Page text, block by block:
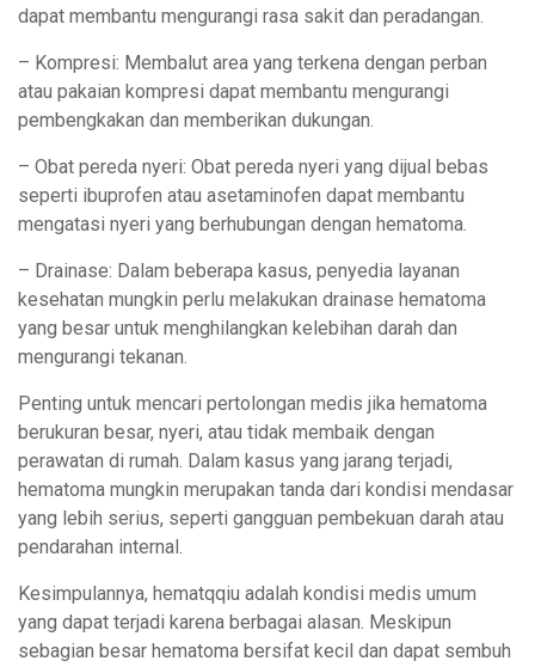
dapat membantu mengurangi rasa sakit dan peradangan.
– Kompresi: Membalut area yang terkena dengan perban
atau pakaian kompresi dapat membantu mengurangi
pembengkakan dan memberikan dukungan.
– Obat pereda nyeri: Obat pereda nyeri yang dijual bebas
seperti ibuprofen atau asetaminofen dapat membantu
mengatasi nyeri yang berhubungan dengan hematoma.
– Drainase: Dalam beberapa kasus, penyedia layanan
kesehatan mungkin perlu melakukan drainase hematoma
yang besar untuk menghilangkan kelebihan darah dan
mengurangi tekanan.
Penting untuk mencari pertolongan medis jika hematoma
berukuran besar, nyeri, atau tidak membaik dengan
perawatan di rumah. Dalam kasus yang jarang terjadi,
hematoma mungkin merupakan tanda dari kondisi mendasar
yang lebih serius, seperti gangguan pembekuan darah atau
pendarahan internal.
Kesimpulannya, hematqqiu adalah kondisi medis umum
yang dapat terjadi karena berbagai alasan. Meskipun
sebagian besar hematoma bersifat kecil dan dapat sembuh